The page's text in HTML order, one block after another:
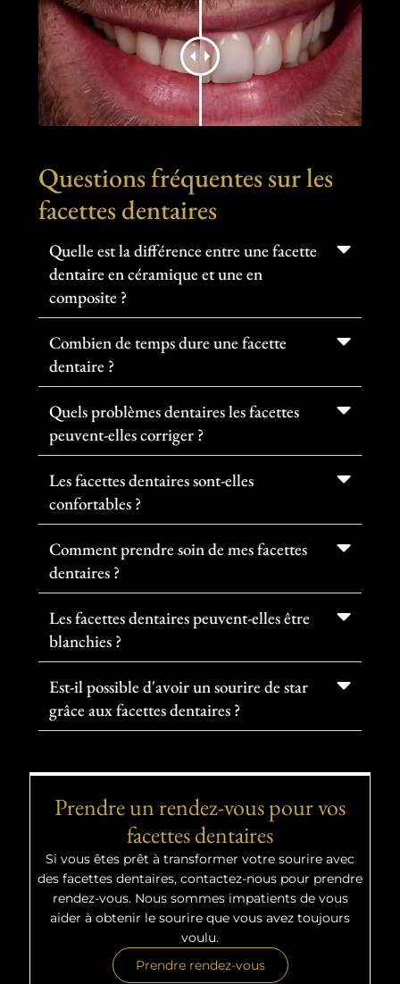
Questions fréquentes sur les
facettes dentaires
Quelle est la différence entre une facette
dentaire en céramique et une en
composite ?
Combien de temps dure une facette
dentaire ?
Quels problèmes dentaires les facettes
peuvent-elles corriger ?
Les facettes dentaires sont-elles
confortables ?
Comment prendre soin de mes facettes
dentaires ?
Les facettes dentaires peuvent-elles être
blanchies ?
Est-il possible d'avoir un sourire de star
grâce aux facettes dentaires ?
Prendre un rendez-vous pour vos
facettes dentaires
Si vous êtes prêt à transformer votre sourire avec
des facettes dentaires, contactez-nous pour prendre
rendez-vous. Nous sommes impatients de vous
aider à obtenir le sourire que vous avez toujours
voulu.
Prendre rendez-vous